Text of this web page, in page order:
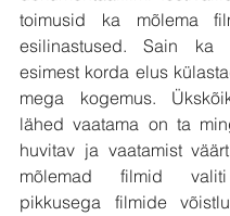
toimusid ka mõlema
esilinastused. Sain ka
esimest korda elus
mega kogemus.
lähed vaatama on ta
huvitav ja vaatamist
mõlemad filmid
pikkusega filmide